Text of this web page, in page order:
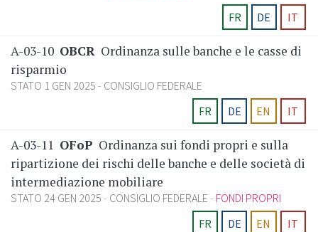
FR
DE IT
A-03-10 OBCR Ordinanza sulle banche e le casse di
risparmio
STATO 1 GEN 2025
CONSIGLIO FEDERALE
FR
DE EN IT
A-03-11 OFoP Ordinanza sui fondi propri e sulla
ripartizione dei rischi delle banche e delle società di
intermediazione mobiliare
STATO 24 GEN 2025 CONSIGLIO FEDERALE
FONDI PROPRI
FR
DE EN IT